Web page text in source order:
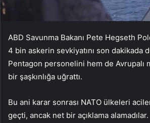
ABD Savunma Bakanı Pete Hegseth
4 bin askerin sevkiyatını son dakikada
Pentagon personelini hem de Avrupalı
bir şaşkınlığa uğrattı.
Bu ani karar sonrası NATO ülkeleri
geçti, ancak net bir açıklama